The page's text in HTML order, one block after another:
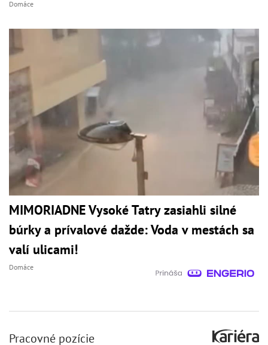
Domáce
MIMORIADNE Vysoké Tatry zasiahli silné
búrky a prívalové dažde: Voda v mestách sa
valí ulicami!
Domáce
Pracovné pozície